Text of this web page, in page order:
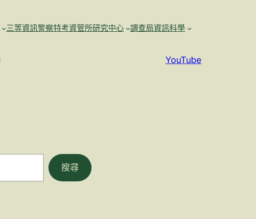
三等資訊警察特考資管所研究中心
調查局資訊科學
YouTube
搜尋